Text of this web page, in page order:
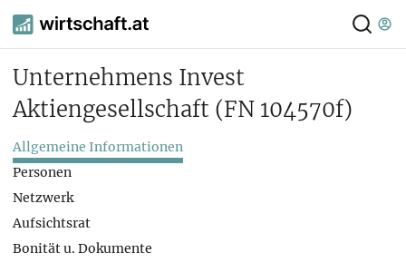
Unternehmens Invest
Aktiengesellschaft (FN 104570f)
Allgemeine Informationen
Personen
Netzwerk
Aufsichtsrat
Bonität u. Dokumente